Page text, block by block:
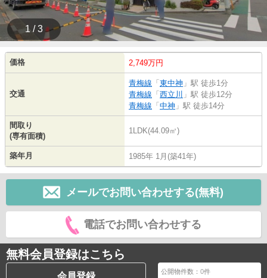
1 / 3
価格 2,749万円
交通
青梅線 「 東中神 」駅 徒歩1分
青梅線 「 西立川 」駅 徒歩12分
青梅線 「 中神 」駅 徒歩14分
間取り
(専有面積)
1LDK(44.09㎡)
築年月 1985年 1月(築41年)
メールでお問い合わせする(無料)
電話でお問い合わせする
無料会員登録はこちら
会員登録 公開物件数：0件